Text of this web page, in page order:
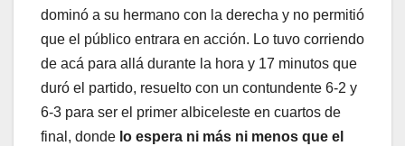
dominó a su hermano con la derecha y no permitió
que el público entrara en acción. Lo tuvo corriendo
de acá para allá durante la hora y 17 minutos que
duró el partido, resuelto con un contundente 6-2 y
6-3 para ser el primer albiceleste en cuartos de
final, donde lo espera ni más ni menos que el